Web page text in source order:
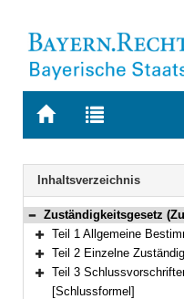
Zur
BAYERN.RECHT
Zur
letzten
Suche
Navigation
Inhaltsverzeichnis
Bereich reduzieren
Zuständigkeitsgesetz (ZustG) Vom 7.
Bereich erweitern
Teil 1 Allgemeine
Bereich erweitern
Teil 2 Einzelne
Bereich erweitern
Teil 3
[Schlussformel]